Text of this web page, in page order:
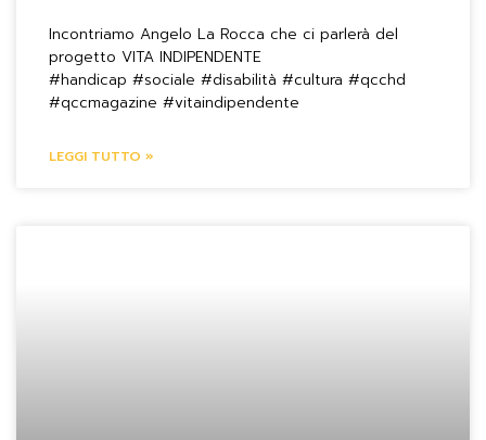
Incontriamo Angelo La Rocca che ci parlerà del
progetto VITA INDIPENDENTE
#handicap #sociale #disabilità #cultura #qcchd
#qccmagazine #vitaindipendente
LEGGI TUTTO »